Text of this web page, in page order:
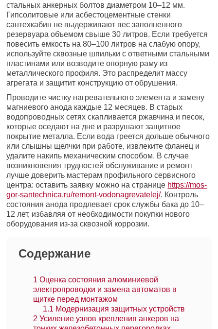
стальных анкерных болтов диаметром 10–12 мм.
Гипсолитовые или асбестоцементные стенки
сантехкабин не выдерживают вес заполненного
резервуара объемом свыше 30 литров. Если требуется
повесить емкость на 80–100 литров на слабую опору,
используйте сквозные шпильки с ответными стальными
пластинами или возводите опорную раму из
металлического профиля. Это распределит массу
агрегата и защитит конструкцию от обрушения.
Проводите чистку нагревательного элемента и замену
магниевого анода каждые 12 месяцев. В старых
водопроводных сетях скапливается ржавчина и песок,
которые оседают на дне и разрушают защитное
покрытие металла. Если вода греется дольше обычного
или слышны щелчки при работе, извлеките фланец и
удалите накипь механическим способом. В случае
возникновения трудностей обслуживание и ремонт
лучше доверить мастерам профильного сервисного
центра: оставить заявку можно на странице https://mos-
gor-santechnica.ru/remont-vodonagrevatelej/. Контроль
состояния анода продлевает срок службы бака до 10–
12 лет, избавляя от необходимости покупки нового
оборудования из-за сквозной коррозии.
Содержание
1 Оценка состояния алюминиевой
электропроводки и замена автоматов в
щитке перед монтажом
1.1 Модернизация защитных устройств
2 Усиление узлов крепления анкеров на